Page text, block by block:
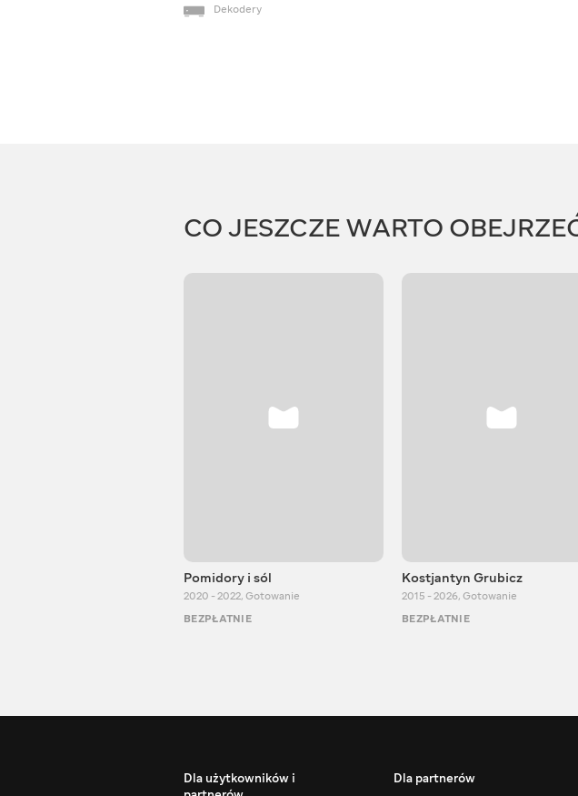
Dekodery
CO JESZCZE WARTO
Pomidory i sól
2020 - 2022, Gotowanie
BEZPŁATNIE
Kostjantyn Grubicz
2015 - 2026, Gotowanie
BEZPŁATNIE
Dla użytkowników i
Dla partnerów